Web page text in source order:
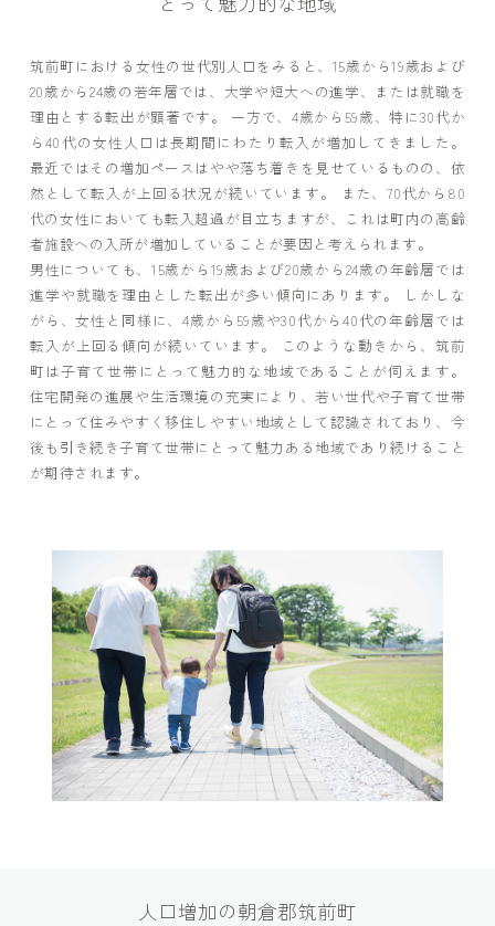
筑前町における女性の世代別人口をみると、15歳から19歳および
20歳から24歳の若年層では、大学や短大への進学、または就職を
理由とする転出が顕著です。 一方で、4歳から59歳、特に30代か
ら40代の女性人口は長期間にわたり転入が増加してきました。
最近ではその増加ペースはやや落ち着きを見せているものの、依
然として転入が上回る状況が続いています。 また、70代から80
代の女性においても転入超過が目立ちますが、これは町内の高齢
者施設への入所が増加していることが要因と考えられます。
男性についても、15歳から19歳および20歳から24歳の年齢層では
進学や就職を理由とした転出が多い傾向にあります。 しかしな
がら、女性と同様に、4歳から59歳や30代から40代の年齢層では
転入が上回る傾向が続いています。 このような動きから、筑前
町は子育て世帯にとって魅力的な地域であることが伺えます。
住宅開発の進展や生活環境の充実により、若い世代や子育て世帯
にとって住みやすく移住しやすい地域として認識されており、今
後も引き続き子育て世帯にとって魅力ある地域であり続けること
が期待されます。
人口増加の朝倉郡筑前町